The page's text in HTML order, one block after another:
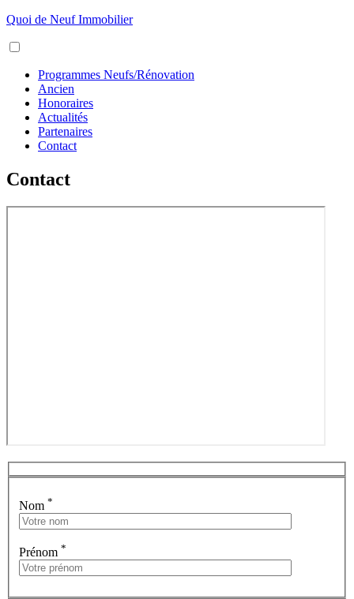
Aller
contenu
Quoi de Neuf Immobilier
Programmes Neufs/Rénovation
Ancien
Honoraires
Actualités
Partenaires
Contact
Contact
Nom *
Prénom *